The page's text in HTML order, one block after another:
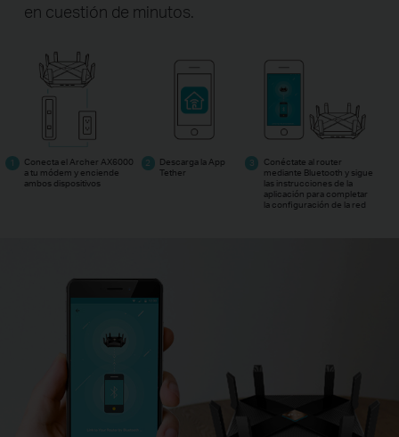
en cuestión de minutos.
Conecta el Archer AX6000
a tu módem y enciende
ambos dispositivos
Descarga la App
Tether
Conéctate al router
mediante Bluetooth y sigue
las instrucciones de la
aplicación para completar
la configuración de la red